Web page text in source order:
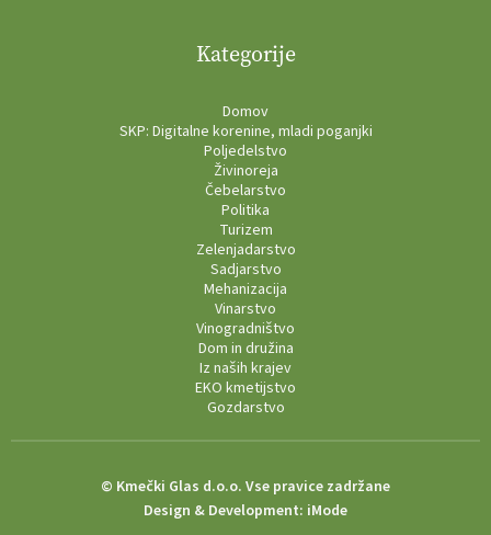
Kategorije
Domov
SKP: Digitalne korenine, mladi poganjki
Poljedelstvo
Živinoreja
Čebelarstvo
Politika
Turizem
Zelenjadarstvo
Sadjarstvo
Mehanizacija
Vinarstvo
Vinogradništvo
Dom in družina
Iz naših krajev
EKO kmetijstvo
Gozdarstvo
© Kmečki Glas d.o.o. Vse pravice zadržane
Design & Development: iMode